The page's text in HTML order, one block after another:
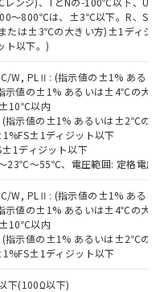
～800℃は、±3℃以下。R、S
たは±3℃の大きい方)±1ディジ
ト以下。)
C/W, PLⅡ: (指示値の±1% ある
示値の±1% あるいは±4℃の大き
以内
(指示値の±1% あるいは±2℃の大
ディジット以下
ディジット以下
23℃～55℃、電圧範囲: 定格電圧
C/W, PLⅡ: (指示値の±1% ある
示値の±1% あるいは±4℃の大き
以内
(指示値の±1% あるいは±2℃の大
ディジット以下
下(100Ω以下)
び標準価格はお客
お客様担当のオ
店・当社販売員に
売店や当社販売拠
ク
」をご確認
格結果を当社の
者に漏洩または開
します。
リスト作成サー
だくには、I-Web
されている必要が
イト上で当社にご
について、当社
ジフェニルエーテル類
ビス(2-エチルヘキシ
以下、フタル酸ブチ
、フタル酸ジブチル
酸ジイソブチル
び制御機器に対する
いては閾値を超える意
います。
どにより、予定
す。
ロード
PBBs(ポリ臭化ビフェ
臭化ジフェニルエーテ
、 DIBP(フタル酸ジ
ル酸ブチルベンジ
シル)) : 1000ppm
）のすべてが基
ます。
において有害物
に深刻な影響を
す。
販売部門へお問
棄する場合は、完
法に輸出されな
講じます。
兵器、ミサイ
兵器またはその他
造装置等に一切
第三者に販売する
よび3の内容を当
す。また当社は、
わる関係者が違
がある場合は、取
ん。
庫あり
いが在庫あり
在庫状況につ
お取引先、ま
のオムロン制御
社販売員にご確
また在庫状況の
いない機種